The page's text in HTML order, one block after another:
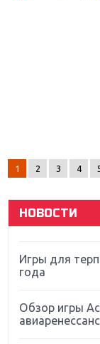
1 2 3 4
НОВОСТИ
Крупнейшие
Far Cry 5:
Игры для
года
Обзор игры
авиаренессанс